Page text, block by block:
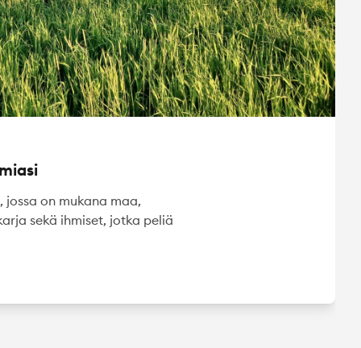
jossa on mukana maa,
sekä ihmiset, jotka peliä